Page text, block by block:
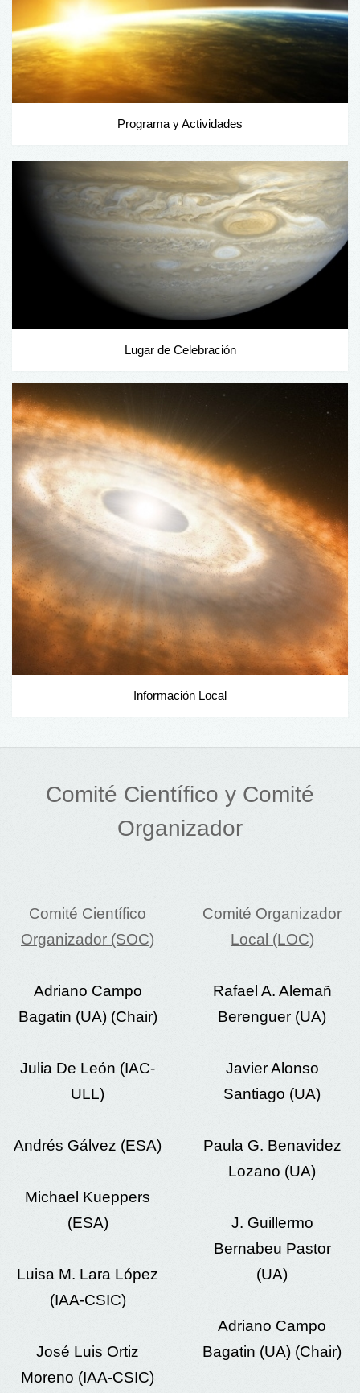
Programa y Actividades
Lugar de Celebración
Información Local
Comité Científico y Comité
Organizador
Comité Científico
Organizador (SOC)
Adriano Campo
Bagatin (UA) (Chair)
Julia De León (IAC-
ULL)
Andrés Gálvez (ESA)
Michael Kueppers
(ESA)
Luisa M. Lara López
(IAA-CSIC)
José Luis Ortiz
Moreno (IAA-CSIC)
Comité Organizador
Local (LOC)
Rafael A. Alemañ
Berenguer (UA)
Javier Alonso
Santiago (UA)
Paula G. Benavidez
Lozano (UA)
J. Guillermo
Bernabeu Pastor
(UA)
Adriano Campo
Bagatin (UA) (Chair)